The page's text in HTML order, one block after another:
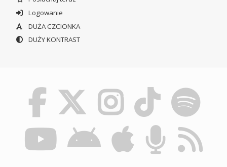
Logowanie
DUŻA CZCIONKA
DUŻY KONTRAST